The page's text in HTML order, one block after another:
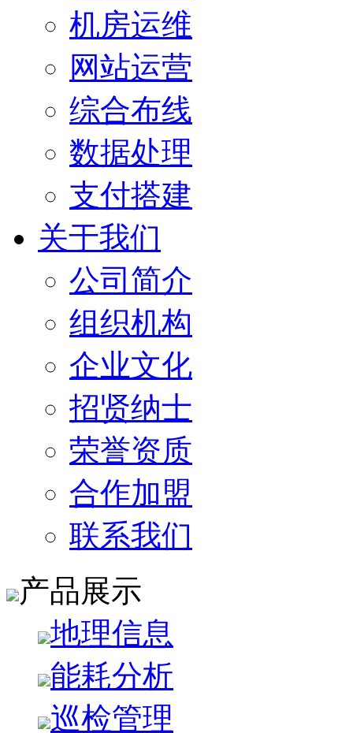
机房运维
网站运营
综合布线
数据处理
支付搭建
关于我们
公司简介
组织机构
企业文化
招贤纳士
荣誉资质
合作加盟
联系我们
产品展示
地理信息
能耗分析
巡检管理